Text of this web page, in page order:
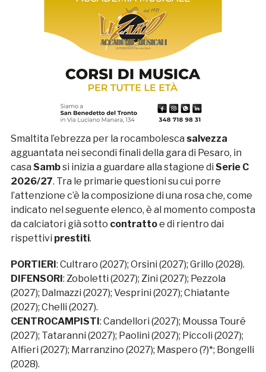
Smaltita l’ebrezza per la rocambolesca salvezza
agguantata nei secondi finali della gara di Pesaro, in
casa Sambsi inizia a guardare alla stagione di Serie C
2026/27. Tra le primarie questioni su cui porre
l’attenzione c’è la composizione di una rosa che, come
indicato nel seguente elenco, è al momento composta
da calciatori già sotto contrattoe di rientro dai
rispettivi prestiti.
PORTIERI : Cultraro (2027); Orsini (2027); Grillo (2028).
DIFENSORI : Zoboletti (2027); Zini (2027); Pezzola
(2027); Dalmazzi (2027); Vesprini (2027); Chiatante
(2027); Chelli (2027).
CENTROCAMPISTI : Candellori (2027); Moussa Touré
(2027); Tataranni (2027); Paolini (2027); Piccoli (2027);
Alfieri (2027); Marranzino (2027); Maspero (?)*; Bongelli
(2028).